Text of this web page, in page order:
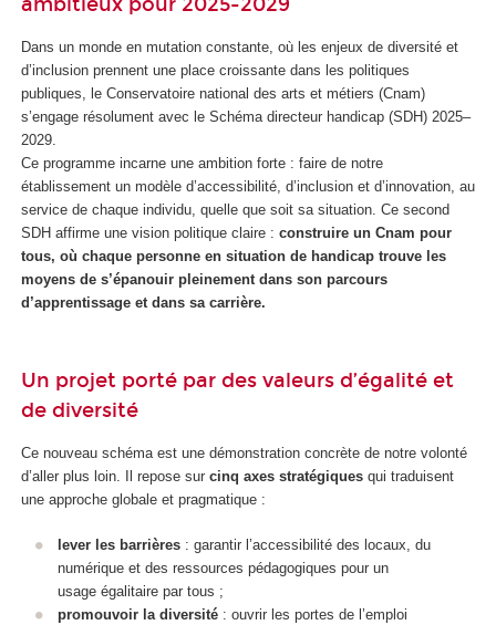
Dans un monde en mutation constante, où les enjeux de diversité et
d’inclusion prennent une place croissante dans les politiques
publiques, le Conservatoire national des arts et métiers (Cnam)
s’engage résolument avec le Schéma directeur handicap (SDH) 2025–
2029.
Ce programme incarne une ambition forte : faire de notre
établissement un modèle d’accessibilité, d’inclusion et d’innovation, au
service de chaque individu, quelle que soit sa situation. Ce second
SDH affirme une vision politique claire : construire un Cnam pour
tous, où chaque personne en situation de handicap trouve les
moyens de s’épanouir pleinement dans son parcours
d’apprentissage et dans sa carrière.
Un projet porté par des valeurs d’égalité et
de diversité
Ce nouveau schéma est une démonstration concrète de notre volonté
d’aller plus loin. Il repose sur cinq axes stratégiques qui traduisent
une approche globale et pragmatique :
lever les barrières : garantir l’accessibilité des locaux, du
numérique et des ressources pédagogiques pour un
usage égalitaire par tous ;
promouvoir la diversité: ouvrir les portes de l’emploi